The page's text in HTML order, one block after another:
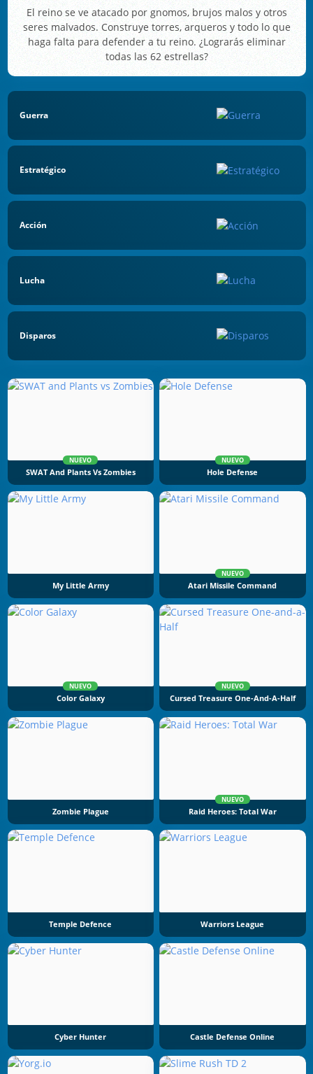
El reino se ve atacado por gnomos, brujos malos y otros
seres malvados. Construye torres, arqueros y todo lo que
haga falta para defender a tu reino. ¿Lograrás eliminar
todas las 62 estrellas?
Guerra
Estratégico
Acción
Lucha
Disparos
NUEVO
SWAT And Plants Vs Zombies
NUEVO
Hole Defense
My Little Army
NUEVO
Atari Missile Command
NUEVO
Color Galaxy
NUEVO
Cursed Treasure One-And-A-Half
Zombie Plague
NUEVO
Raid Heroes: Total War
Temple Defence Warriors League
Cyber Hunter Castle Defense Online